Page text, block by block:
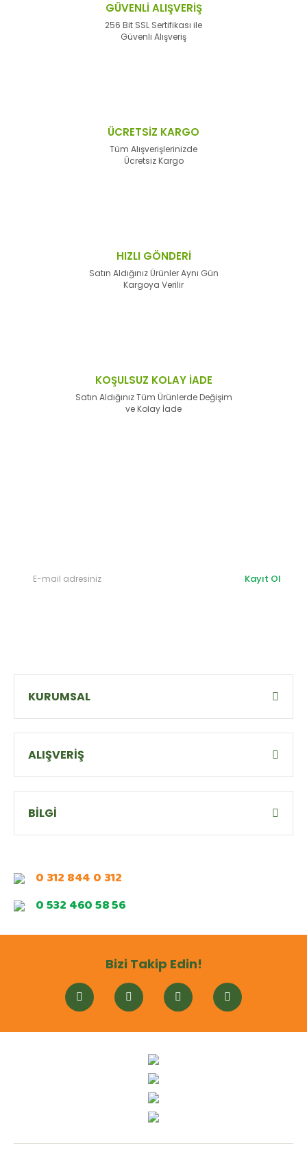
GÜVENLİ ALIŞVERİŞ
256 Bit SSL Sertifikası ile
Güvenli Alışveriş
ÜCRETSİZ KARGO
Tüm Alışverişlerinizde
Ücretsiz Kargo
HIZLI GÖNDERİ
Satın Aldığınız Ürünler Aynı Gün
Kargoya Verilir
KOŞULSUZ KOLAY İADE
Satın Aldığınız Tüm Ürünlerde Değişim
ve Kolay İade
Kayıt Ol
KURUMSAL
ALIŞVERİŞ
BİLGİ
0 312 844 0 312
0 532 460 58 56
Bizi Takip Edin!